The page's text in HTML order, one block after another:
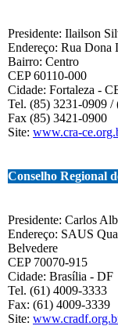
Presidente: Ilailson
Endereço: Rua Dona
Bairro: Centro
CEP 60110-000
Cidade: Fortaleza -
Tel. (85) 3231-0909 /
Fax (85) 3421-0900
Site: www.cra-
Conselho Regional
Presidente: Carlos
Endereço: SAUS
Belvedere
CEP 70070-915
Cidade: Brasília - DF
Tel. (61) 4009-3333
Fax: (61) 4009-3339
Site: